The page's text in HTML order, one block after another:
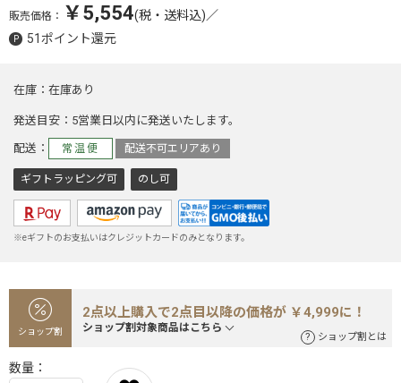
販売価格： ￥5,554(税・送料込)／
51ポイント還元
在庫 在庫あり
発送目安 5営業日以内に発送いたします。
配送 常温便 配送不可エリアあり
ギフトラッピング可 のし可
※eギフトのお支払いはクレジットカードのみとなります。
ショップ割
2点以上購入で2点目以降の価格が ￥4,999に！
ショップ割対象商品はこちら
ショップ割とは
数量